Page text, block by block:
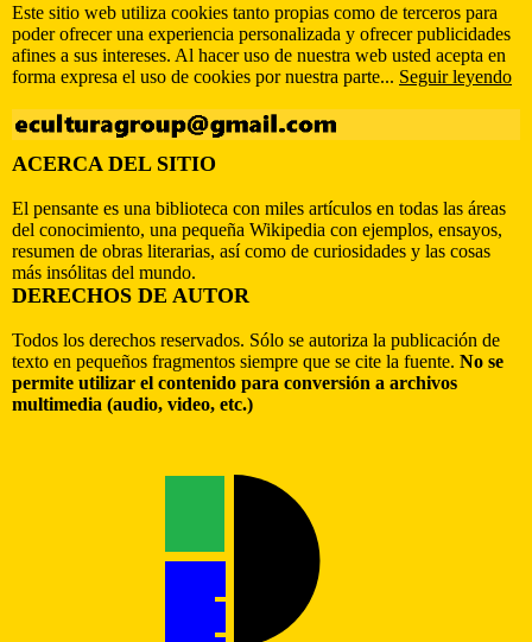
Este sitio web utiliza cookies tanto propias como de terceros para
poder ofrecer una experiencia personalizada y ofrecer publicidades
afines a sus intereses. Al hacer uso de nuestra web usted acepta en
forma expresa el uso de cookies por nuestra parte... Seguir leyendo
ACERCA DEL SITIO
El pensante es una biblioteca con miles artículos en todas las áreas
del conocimiento, una pequeña Wikipedia con ejemplos, ensayos,
resumen de obras literarias, así como de curiosidades y las cosas
más insólitas del mundo.
DERECHOS DE AUTOR
Todos los derechos reservados. Sólo se autoriza la publicación de
texto en pequeños fragmentos siempre que se cite la fuente. No se
permite utilizar el contenido para conversión a archivos
multimedia (audio, video, etc.)